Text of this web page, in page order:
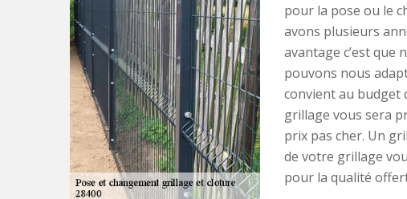
pour la pose ou le
avons plusieurs
avantage c’est que
pouvons nous
convient au budget
grillage vous sera
prix pas cher. Un
de votre grillage
pour la qualité